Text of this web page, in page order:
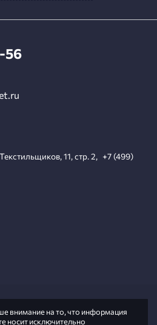
56
11, стр. 2, +7 (499)
внимание на то, что информация
носит исключительно